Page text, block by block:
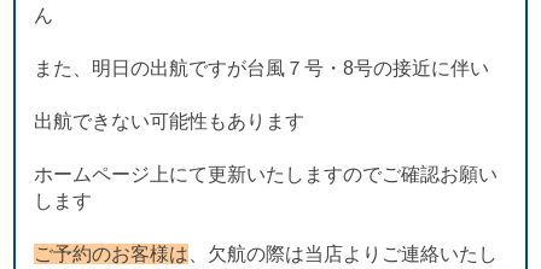
ん
また、明日の出航ですが台風７号・8号の接近に伴い
出航できない可能性もあります
ホームページ上にて更新いたしますのでご確認お願い
します
ご予約のお客様は 、欠航の際は当店よりご連絡いたし